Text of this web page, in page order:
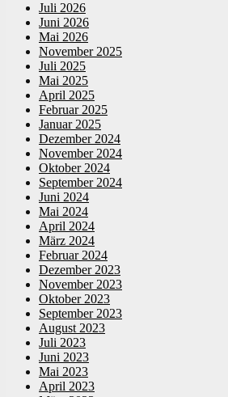
Juli 2026
Juni 2026
Mai 2026
November 2025
Juli 2025
Mai 2025
April 2025
Februar 2025
Januar 2025
Dezember 2024
November 2024
Oktober 2024
September 2024
Juni 2024
Mai 2024
April 2024
März 2024
Februar 2024
Dezember 2023
November 2023
Oktober 2023
September 2023
August 2023
Juli 2023
Juni 2023
Mai 2023
April 2023